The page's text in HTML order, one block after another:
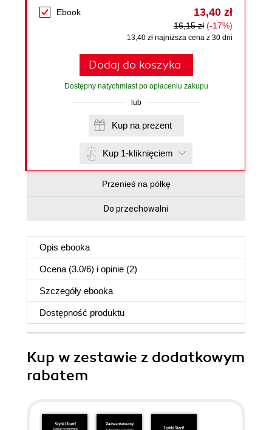
Ebook 13,40 zł
16,15 zł (-17%)
13,40 zł najniższa cena z 30 dni
Dodaj do koszyka
Dostępny natychmiast po opłaceniu zakupu
lub
Kup na prezent
Kup 1-kliknięciem
Przenieś na półkę
Do przechowalni
Opis ebooka
Ocena (3.0/6) i opinie (2)
Szczegóły ebooka
Dostępność produktu
Kup w zestawie z dodatkowym
rabatem